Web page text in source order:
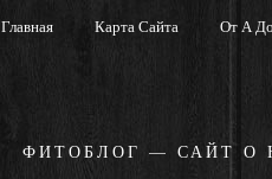
Главная Карта Сайта От А
ФИТОБЛОГ — САЙТ О